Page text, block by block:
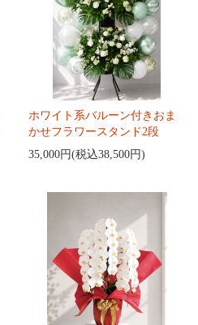
ホワイト系バルーン付きおま
かせフラワースタンド2段
35,000円(税込38,500円)